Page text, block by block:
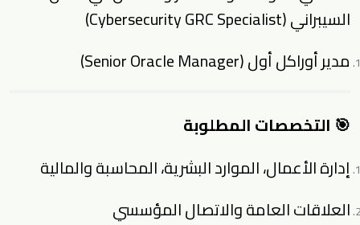
السيبراني (Cybersecurity GRC Specialist)
مدير أوراكل أول (Senior Oracle Manager)
🎯 التخصصات المطلوبة
إدارة الأعمال، الموارد البشرية، المحاسبة والمالية
العلاقات العامة والاتصال المؤسسي